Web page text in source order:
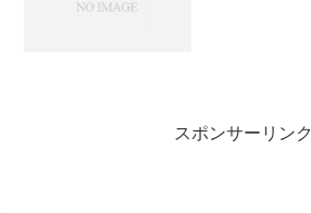
スポンサーリンク